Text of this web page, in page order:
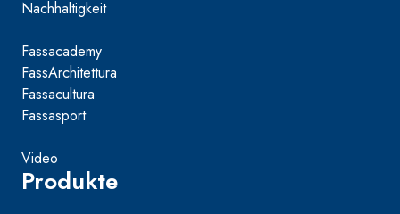
Nachhaltigkeit
Fassacademy
FassArchitettura
Fassacultura
Fassasport
Video
Produkte